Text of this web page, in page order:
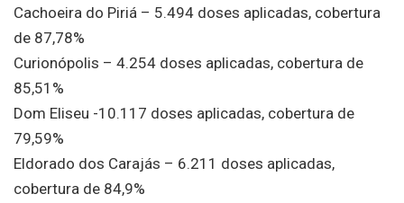
Cachoeira do Piriá – 5.494 doses aplicadas, cobertura
de 87,78%
Curionópolis – 4.254 doses aplicadas, cobertura de
85,51%
Dom Eliseu -10.117 doses aplicadas, cobertura de
79,59%
Eldorado dos Carajás – 6.211 doses aplicadas,
cobertura de 84,9%